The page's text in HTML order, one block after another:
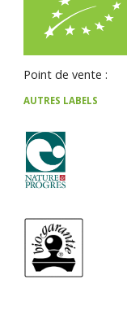
Point de vente :
AUTRES LABELS